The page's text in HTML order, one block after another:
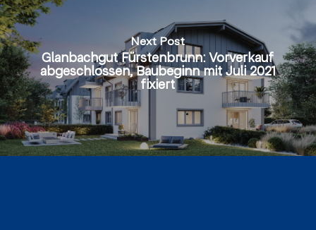
Next Post
Glanbachgut Fürstenbrunn: Vorverkauf
abgeschlossen, Baubeginn mit Juli 2021
fixiert